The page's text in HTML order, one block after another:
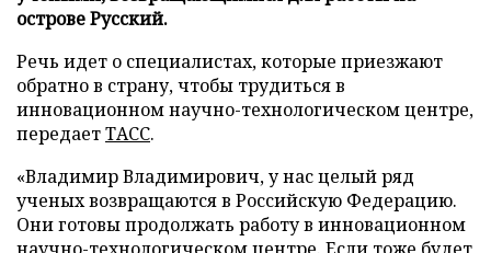
острове Русский.
Речь идет о специалистах, которые приезжают
обратно в страну, чтобы трудиться в
инновационном научно-технологическом центре,
передаетТАСС.
«Владимир Владимирович, у нас целый ряд
ученых возвращаются в Российскую Федерацию.
Они готовы продолжать работу в инновационном